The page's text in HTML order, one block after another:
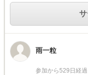
雨一粒
参加から529日経過